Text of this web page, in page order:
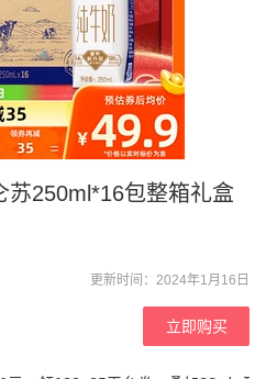
苏250ml*16包整箱礼盒
更新时间：2024年1月16日
立即购买